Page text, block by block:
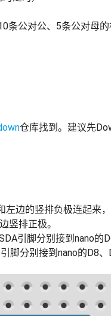
公对公、5条公对母的
仓库找到。建议先
边的竖排负极连起来
竖排正极。
引脚分别接到nano的
脚分别接到nano的D8、